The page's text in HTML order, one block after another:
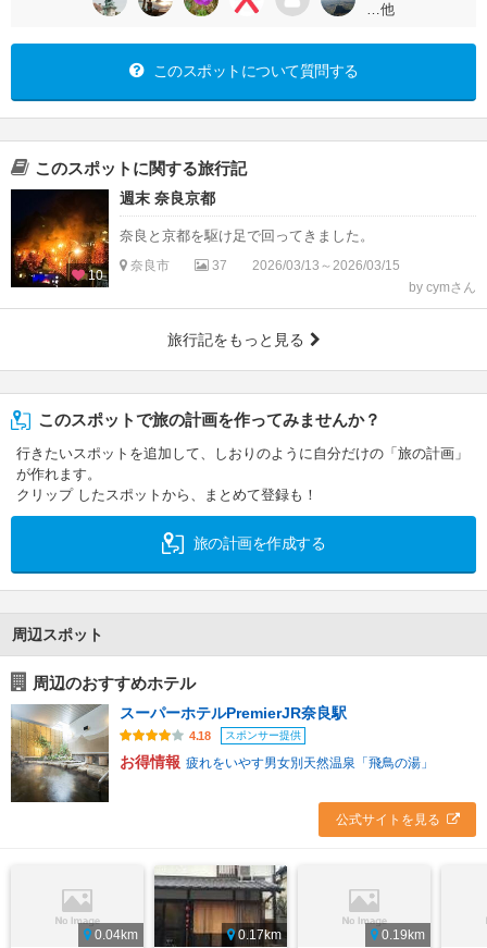
…他
このスポットについて質問する
このスポットに関する旅行記
10
週末 奈良京都
奈良と京都を駆け足で回ってきました。
奈良市 37
2026/03/13～2026/03/15
by cymさん
旅行記をもっと見る
このスポットで旅の計画を作ってみませんか？
行きたいスポットを追加して、しおりのように自分だけの「旅の計画」
が作れます。
クリップ したスポットから、まとめて登録も！
旅の計画を作成する
周辺スポット
周辺のおすすめホテル
スーパーホテルPremierJR奈良駅
4.18 スポンサー提供
お得情報 疲れをいやす男女別天然温泉「飛鳥の湯」
公式サイトを見る
0.04km 0.17km 0.19km